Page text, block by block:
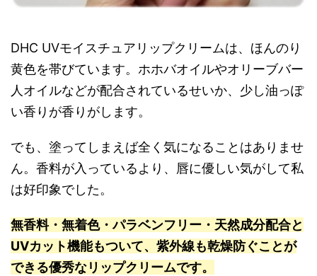
DHC UVモイスチュアリップクリームは、ほんのり
黄色を帯びています。ホホバオイルやオリーブバー
人オイルなどが配合されているせいか、少し油っぽ
い香りが香りがします。
でも、塗ってしまえば全く気になることはありませ
ん。香料が入っているより、唇に優しい気がして私
は好印象でした。
無香料・無着色・パラベンフリー・天然成分配合と
UVカット機能もついて、紫外線も乾燥防ぐことが
できる優秀なリップクリームです。